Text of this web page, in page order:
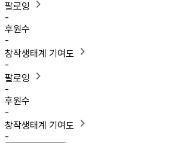
팔로잉
-
후원수
-
창작생태계 기여도
-
팔로잉
-
후원수
-
창작생태계 기여도
-